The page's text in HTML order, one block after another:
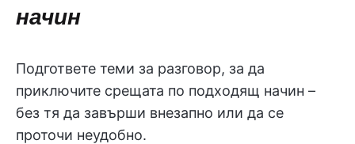
начин
Подгответе теми за разговор, за да
приключите срещата по подходящ начин –
без тя да завърши внезапно или да се
проточи неудобно.